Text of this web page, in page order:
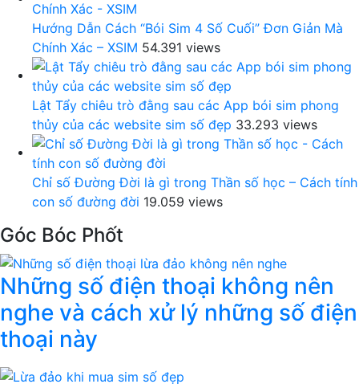
Hướng Dẫn Cách “Bói Sim 4 Số Cuối” Đơn Giản Mà
Chính Xác – XSIM 54.391 views
Lật Tẩy chiêu trò đằng sau các App bói sim phong
thủy của các website sim số đẹp 33.293 views
Chỉ số Đường Đời là gì trong Thần số học – Cách tính
con số đường đời 19.059 views
Góc Bóc Phốt
Những số điện thoại không nên
nghe và cách xử lý những số điện
thoại này